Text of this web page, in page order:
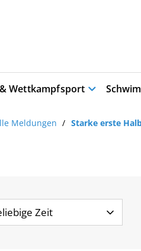
Wettkampfsport
Meldungen Starke erste